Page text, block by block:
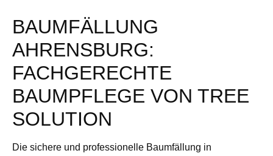
BAUMFÄLLUNG
AHRENSBURG:
FACHGERECHTE
BAUMPFLEGE VON TREE
SOLUTION
Die sichere und professionelle Baumfällung in